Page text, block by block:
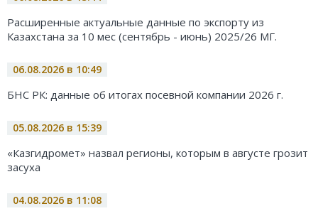
Расширенные актуальные данные по экспорту из
Казахстана за 10 мес (сентябрь - июнь) 2025/26 МГ.
06.08.2026 в 10:49
БНС РК: данные об итогах посевной компании 2026 г.
05.08.2026 в 15:39
«Казгидромет» назвал регионы, которым в августе грозит
засуха
04.08.2026 в 11:08